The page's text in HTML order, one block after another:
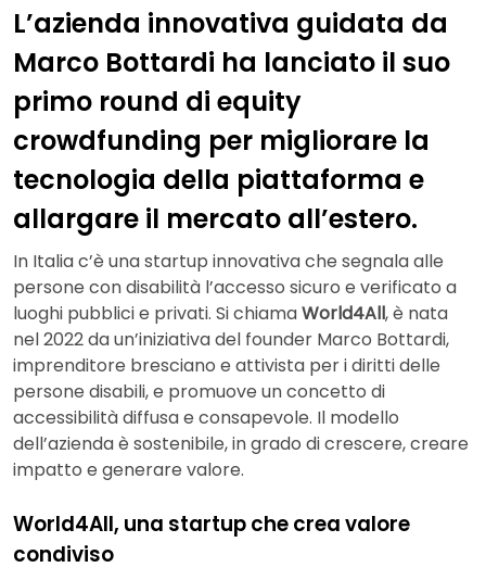
L’azienda innovativa guidata da
Marco Bottardi ha lanciato il suo
primo round di equity
crowdfunding per migliorare la
tecnologia della piattaforma e
allargare il mercato all’estero.
In Italia c’è una startup innovativa che segnala alle
persone con disabilità l’accesso sicuro e verificato a
luoghi pubblici e privati. Si chiamaWorld4All, è nata
nel 2022 da un’iniziativa del founder Marco Bottardi,
imprenditore bresciano e attivista per i diritti delle
persone disabili, e promuove un concetto di
accessibilità diffusa e consapevole. Il modello
dell’azienda è sostenibile, in grado di crescere, creare
impatto e generare valore.
World4All, una startup che crea valore
condiviso